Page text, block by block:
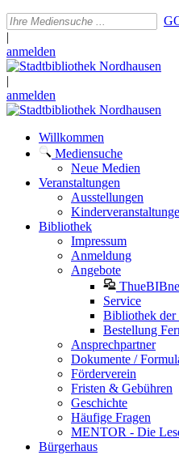
|
anmelden
|
anmelden
Willkommen
Mediensuche
Neue Medien
Veranstaltungen
Ausstellungen
Bibliothek
Impressum
Anmeldung
Angebote
Service
Bibliothek der
Bestellung
Ansprechpartner
Dokumente /
Förderverein
Fristen & Gebühren
Geschichte
Häufige Fragen
MENTOR - Die
Bürgerhaus